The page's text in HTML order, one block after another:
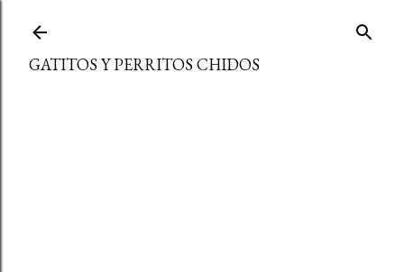
GATITOS Y PERRITOS CHIDOS